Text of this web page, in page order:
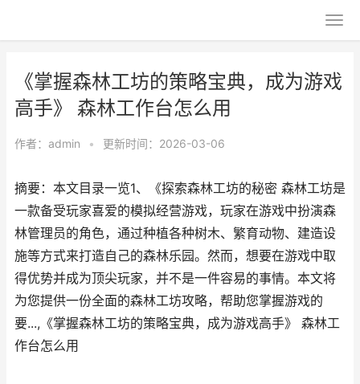
《掌握森林工坊的策略宝典，成为游戏
高手》 森林工作台怎么用
作者： admin • 更新时间：2026-03-06
摘要：本文目录一览1、《探索森林工坊的秘密 森林工坊是
一款备受玩家喜爱的模拟经营游戏，玩家在游戏中扮演森
林管理员的角色，通过种植各种树木、繁育动物、建造设
施等方式来打造自己的森林乐园。然而，想要在游戏中取
得优势并成为顶尖玩家，并不是一件容易的事情。本文将
为您提供一份全面的森林工坊攻略，帮助您掌握游戏的
要...,《掌握森林工坊的策略宝典，成为游戏高手》 森林工
作台怎么用